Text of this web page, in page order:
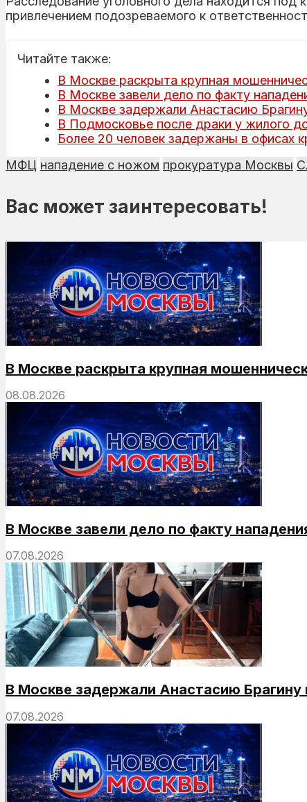
привлечением подозреваемого к
Читайте также:
В Москве раскрыта крупная
В Москве завели дело по факту
В Москве задержали Анастасию
В Подмосковье после драки у жилого
Более 20 человек задержаны в офисах
МФЦ нападение с ножом прокуратура Москвы
Вас может заинтересовать!
В Москве раскрыта крупная
08.08.2026
В Москве завели дело по факту
07.08.2026
В Москве задержали Анастасию Брагину
07.08.2026